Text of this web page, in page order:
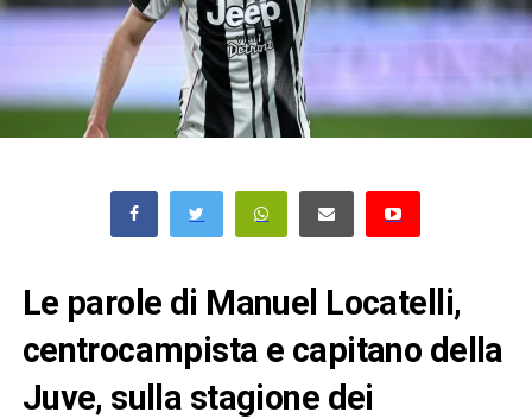
Le parole di Manuel Locatelli,
centrocampista e capitano della
Juve, sulla stagione dei